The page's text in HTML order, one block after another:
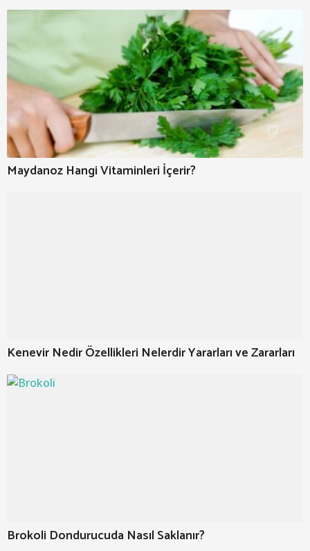
Maydanoz Hangi Vitaminleri İçerir?
Kenevir Nedir Özellikleri Nelerdir Yararları ve Zararları
Brokoli Dondurucuda Nasıl Saklanır?